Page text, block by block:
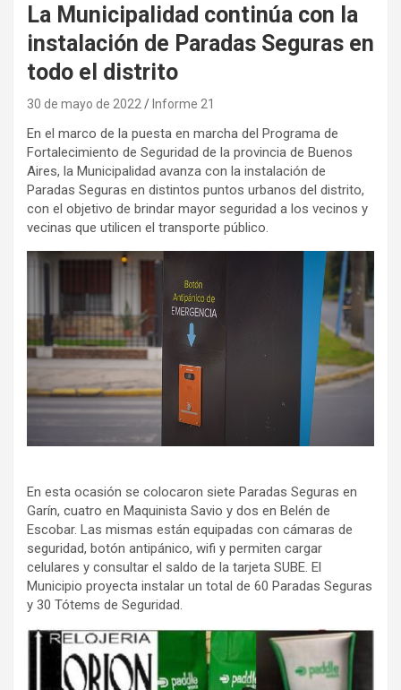
La Municipalidad continúa con la
instalación de Paradas Seguras en
todo el distrito
30 de mayo de 2022 Informe 21
En el marco de la puesta en marcha del Programa de
Fortalecimiento de Seguridad de la provincia de Buenos
Aires, la Municipalidad avanza con la instalación de
Paradas Seguras en distintos puntos urbanos del distrito,
con el objetivo de brindar mayor seguridad a los vecinos y
vecinas que utilicen el transporte público.
En esta ocasión se colocaron siete Paradas Seguras en
Garín, cuatro en Maquinista Savio y dos en Belén de
Escobar. Las mismas están equipadas con cámaras de
seguridad, botón antipánico, wifi y permiten cargar
celulares y consultar el saldo de la tarjeta SUBE. El
Municipio proyecta instalar un total de 60 Paradas Seguras
y 30 Tótems de Seguridad.